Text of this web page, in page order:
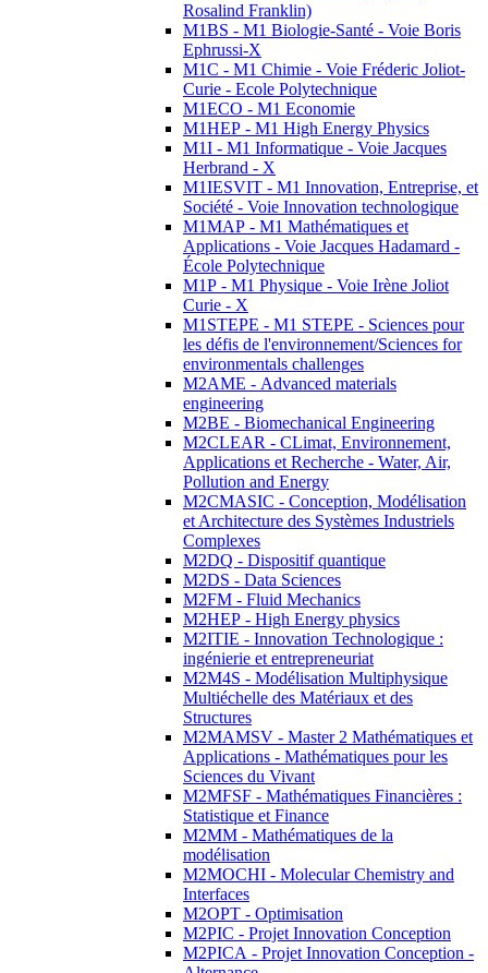
Rosalind Franklin)
M1BS - M1 Biologie-Santé - Voie Boris
Ephrussi-X
M1C - M1 Chimie - Voie Fréderic Joliot-
Curie - Ecole Polytechnique
M1ECO - M1 Economie
M1HEP - M1 High Energy Physics
M1I - M1 Informatique - Voie Jacques
Herbrand - X
M1IESVIT - M1 Innovation, Entreprise, et
Société - Voie Innovation technologique
M1MAP - M1 Mathématiques et
Applications - Voie Jacques Hadamard -
École Polytechnique
M1P - M1 Physique - Voie Irène Joliot
Curie - X
M1STEPE - M1 STEPE - Sciences pour
les défis de l'environnement/Sciences for
environmentals challenges
M2AME - Advanced materials
engineering
M2BE - Biomechanical Engineering
M2CLEAR - CLimat, Environnement,
Applications et Recherche - Water, Air,
Pollution and Energy
M2CMASIC - Conception, Modélisation
et Architecture des Systèmes Industriels
Complexes
M2DQ - Dispositif quantique
M2DS - Data Sciences
M2FM - Fluid Mechanics
M2HEP - High Energy physics
M2ITIE - Innovation Technologique :
ingénierie et entrepreneuriat
M2M4S - Modélisation Multiphysique
Multiéchelle des Matériaux et des
Structures
M2MAMSV - Master 2 Mathématiques et
Applications - Mathématiques pour les
Sciences du Vivant
M2MFSF - Mathématiques Financières :
Statistique et Finance
M2MM - Mathématiques de la
modélisation
M2MOCHI - Molecular Chemistry and
Interfaces
M2OPT - Optimisation
M2PIC - Projet Innovation Conception
M2PICA - Projet Innovation Conception -